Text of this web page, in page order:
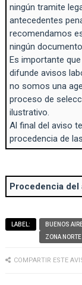
ningún tramite
antecedentes
recomendamos
ningún
Es importante
difunde avisos
no somos una
proceso de
ilustrativo.
Al final del aviso
procedencia de
Procedencia del
LABEL: BUENOS
ZONA NORTE
COMPARTIR ESTE